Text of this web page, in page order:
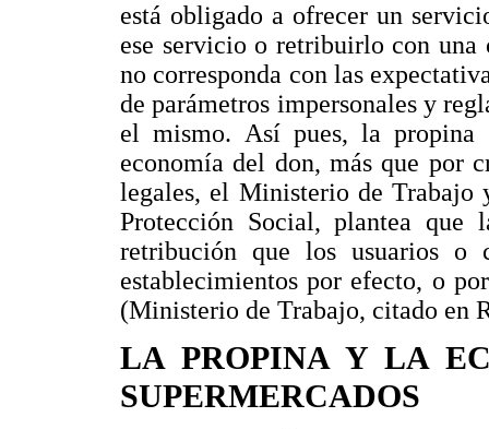
está obligado a ofrecer un
ese servicio o retribuirlo con una
no corresponda con las
de parámetros impersonales y
el mismo. Así pues, la propina
economía del don, más que por
legales, el Ministerio de Trabajo
Protección Social, plantea que
retribución que los usuarios o
establecimientos por efecto, o
(Ministerio de Trabajo, citado en
LA PROPINA Y LA
SUPERMERCADOS